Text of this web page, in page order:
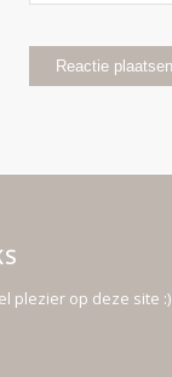
plezier op deze site :)